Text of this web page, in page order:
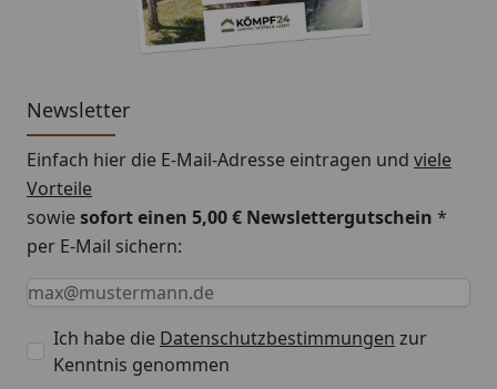
(Rinnenbreite 78 mm)
Newsletter
Einfach hier die E-Mail-Adresse eintragen und viele
Vorteile
sowiesofort einen 5,00 € Newslettergutschein *
per E-Mail sichern:
Keine Eingabe erforderlich
Eingabe erforderlich
E-Mail *
Ich habe die Datenschutzbestimmungen zur
Kenntnis genommen